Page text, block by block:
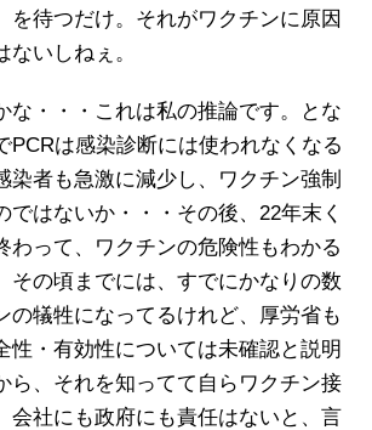
を待つだけ。それがワクチンに原因
いしねぇ。
な・・・これは私の推論です。とな
PCRは感染診断には使われなくなる
染者も急激に減少し、ワクチン強制
ではないか・・・その後、22年末く
わって、ワクチンの危険性もわかる
その頃までには、すでにかなりの数
の犠牲になってるけれど、厚労省も
性・有効性については未確認と説明
ら、それを知ってて自らワクチン接
会社にも政府にも責任はないと、言